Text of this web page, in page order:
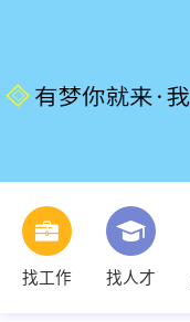
找工作 找人才